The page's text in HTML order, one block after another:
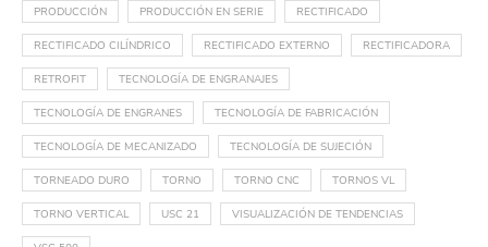
PRODUCCIÓN PRODUCCIÓN EN SERIE RECTIFICADO
RECTIFICADO CILÍNDRICO RECTIFICADO EXTERNO RECTIFICADORA
RETROFIT TECNOLOGÍA DE ENGRANAJES
TECNOLOGÍA DE ENGRANES TECNOLOGÍA DE FABRICACIÓN
TECNOLOGÍA DE MECANIZADO TECNOLOGÍA DE SUJECIÓN
TORNEADO DURO TORNO TORNO CNC TORNOS VL
TORNO VERTICAL USC 21 VISUALIZACIÓN DE TENDENCIAS